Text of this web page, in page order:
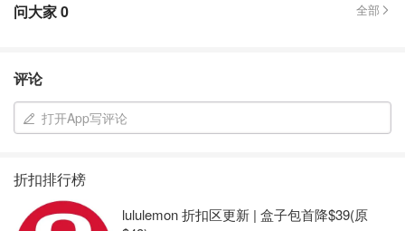
问大家0 全部
评论
打开App写评论
折扣排行榜
lululemon 折扣区更新 | 盒子包首降$39(原